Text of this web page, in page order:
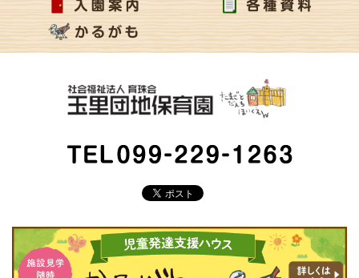
TEL 099-229-1263